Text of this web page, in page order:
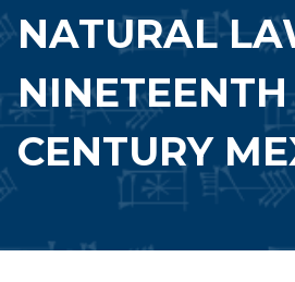
NATURAL
NINETEENTH
CENTURY